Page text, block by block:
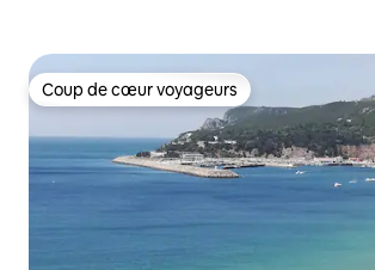
Coup de cœur voyageurs
Coup de cœur voyageurs